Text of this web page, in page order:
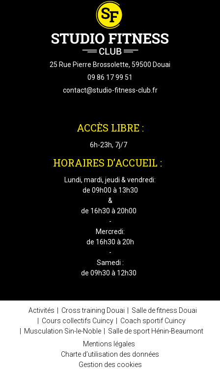
25 Rue Pierre Brossolette, 59500 Douai
09 86 17 99 51
contact@studio-fitness-club.fr
ACCÈS LIBRE :
6h-23h, 7j/7
HORAIRES D’ACCUEIL :
Lundi, mardi, jeudi & vendredi:
de 09h00 à 13h30
&
de 16h30 à 20h00
-
Mercredi:
de 16h30 à 20h
-
Samedi :
de 09h30 à 12h30
Activités Cross training Douai
Salle de fitness Douai
Cours collectifs Cuincy
Coach sportif Cuincy
Musculation Sin-le-Noble
Salle de sport Hénin-Beaumont
Mentions légales
Charte d’utilisation des données
Gestion des cookies